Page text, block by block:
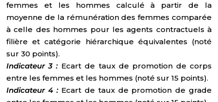
femmes et les hommes calculé à partir de la
moyenne de la rémunération des femmes comparée
à celle des hommes pour les agents contractuels à
filière et catégorie hiérarchique équivalentes (noté
sur 30 points).
Indicateur 3 : Ecart de taux de promotion de corps
entre les femmes et les hommes (noté sur 15 points).
Indicateur 4 :Ecart de taux de promotion de grade